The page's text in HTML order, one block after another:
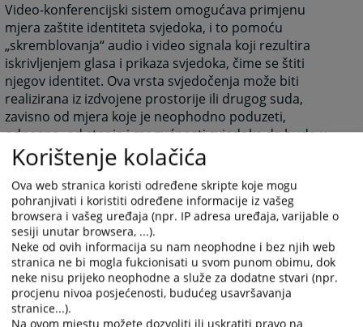
Video-konferencijski sistem omogućava primjenu
mjera zaštite identiteta svjedoka, i to pomoću
„skremblovanja“ audio i video signala koji rezultira
iskrivljenjem glasa i prikaza svjedoka, čime se štiti
njegov identitet. Ova vrsta svjedočenja može biti
realizirana iz izdvojene prostorije ili drugog suda,
zavisno od mjera koje je neophodno poduzeti,
odnosno, od stanja i mogućnosti svjedoka da bude u
sudu u kome se održava suđenje.
Svjedočenje svjedoka iz inostranstva na suđenju
pred nekim od sudova u BiH
Slično realizaciji svjedočenja svjedoka iz drugog grada
unutar BiH, svjedok koji nije u mogućnosti fizički
prisustvovati glavnom pretresu može svjedočiti iz
pravosudne institucije u gradu, odnosno zemlji u kojoj
boravi putem video linka. Pravosuđa u većini evropskih
zemalja također imaju uspostavljene video-
Korištenje kolačića
Ova web stranica koristi određene skripte koje mogu
pohranjivati i koristiti određene informacije iz vašeg
browsera i vašeg uređaja (npr. IP adresa uređaja, varijable o
sesiji unutar browsera, ...).
Neke od ovih informacija su nam neophodne i bez njih web
stranica ne bi mogla fukcionisati u svom punom obimu, dok
neke nisu prijeko neophodne a služe za dodatne stvari (npr.
procjenu nivoa posjećenosti, budućeg usavršavanja
stranice...).
Na ovom mjestu možete dozvoliti ili uskratiti pravo na